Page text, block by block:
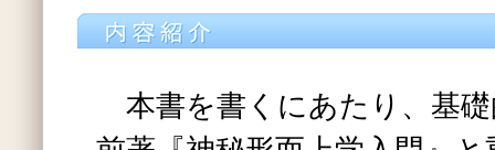
本書を書くにあたり、基